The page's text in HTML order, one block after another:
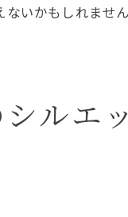
トアップ食
プラン
ヒント
いかもしれませ
ルエ